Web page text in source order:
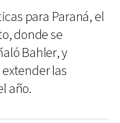
para Paraná, el
donde se
Bahler, y
las
año.